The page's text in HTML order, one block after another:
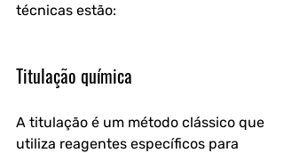
técnicas estão:
Titulação química
A titulação é um método clássico que
utiliza reagentes específicos para